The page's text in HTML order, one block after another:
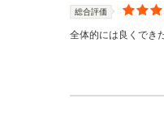
総合評価
全体的には良くでき